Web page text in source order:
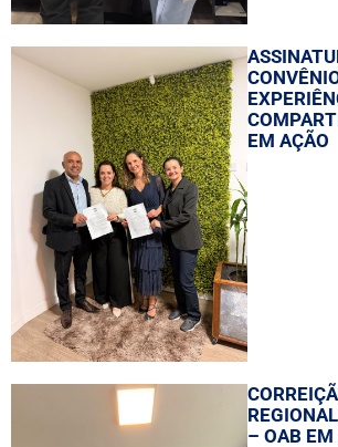
EM AÇÃO
– OAB EM